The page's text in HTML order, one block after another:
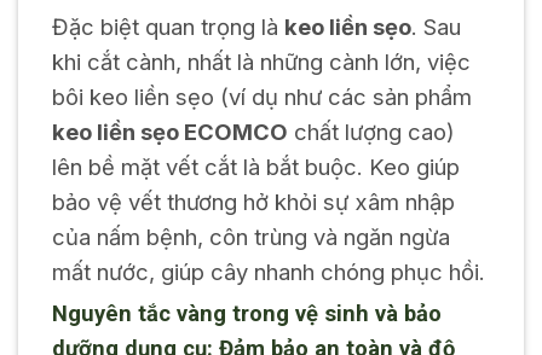
Đặc biệt quan trọng là keo liền sẹo. Sau
khi cắt cành, nhất là những cành lớn, việc
bôi keo liền sẹo (ví dụ như các sản phẩm
keo liền sẹo ECOMCO chất lượng cao)
lên bề mặt vết cắt là bắt buộc. Keo giúp
bảo vệ vết thương hở khỏi sự xâm nhập
của nấm bệnh, côn trùng và ngăn ngừa
mất nước, giúp cây nhanh chóng phục hồi.
Nguyên tắc vàng trong vệ sinh và bảo
dưỡng dụng cụ: Đảm bảo an toàn và độ